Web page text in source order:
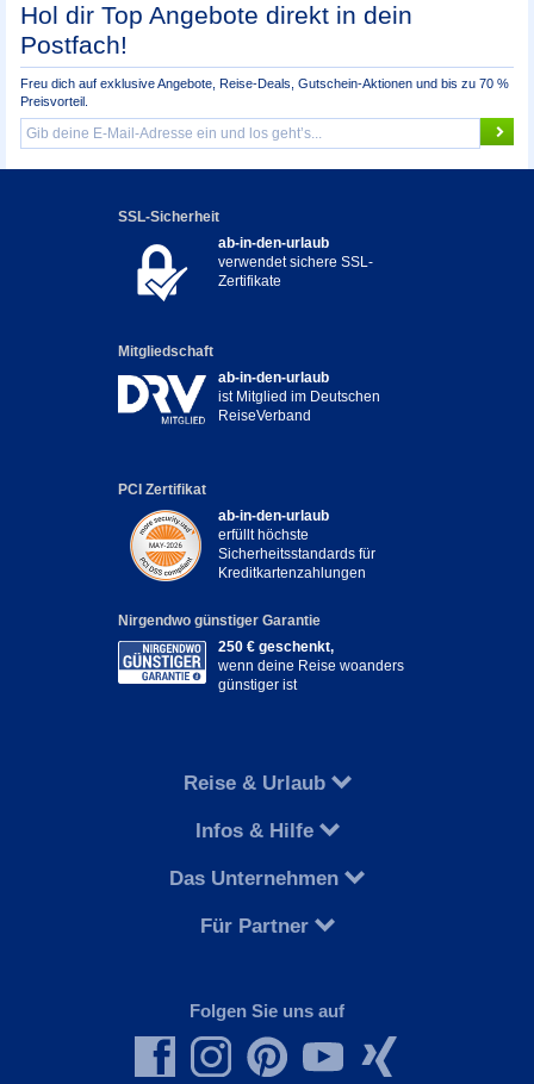
Hol dir Top Angebote direkt in dein
Postfach!
Freu dich auf exklusive Angebote, Reise-Deals, Gutschein-Aktionen und bis zu 70 %
Preisvorteil.
SSL-Sicherheit
ab-in-den-urlaub
verwendet sichere SSL-
Zertifikate
Mitgliedschaft
ab-in-den-urlaub
ist Mitglied im Deutschen
ReiseVerband
PCI Zertifikat
ab-in-den-urlaub
erfüllt höchste
Sicherheitsstandards für
Kreditkartenzahlungen
Nirgendwo günstiger Garantie
250 € geschenkt,
wenn deine Reise woanders
günstiger ist
Reise & Urlaub
Infos & Hilfe
Das Unternehmen
Für Partner
Folgen Sie uns auf